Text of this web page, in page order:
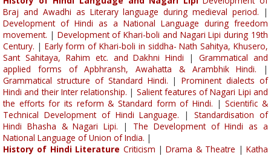
Braj and Awadhi as Literary language during medieval period. |
Development of Hindi as a National Language during freedom
movement. | Development of Khari-boli and Nagari Lipi during 19th
Century. | Early form of Khari-boli in siddha- Nath Sahitya, Khusero,
Sant Sahitaya, Rahim etc. and Dakhni Hindi |Grammatical and
applied forms of Apbhransh, Awahatta & Arambhik Hindi. |
Grammatical structure of Standard Hindi. |Prominent dialects of
Hindi and their Inter relationship. | Salient features of Nagari Lipi and
the efforts for its reform & Standard form of Hindi. |Scientific &
Technical Development of Hindi Language. |Standardisation of
Hindi Bhasha & Nagari Lipi. | The Development of Hindi as a
National Language of Union of India. |
History of Hindi Literature Criticism |Drama & Theatre |Katha